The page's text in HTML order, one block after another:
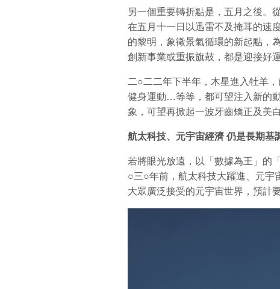
另一個重要轉折點是，五月之後。
在五月十一日以迅雷不及掩耳的速
的黎明，象徵景氣循環的新起點，
創新事業或重振旗鼓，都是迎接好
二○二二年下半年，木星進入牡羊
健身運動…等等，都可望注入新的
象，可望再掀起一波牙齒矯正及美
航太科技、元宇宙經濟 仍是長期基
若將眼光放遠，以「數據為王」的
○三○年前，航太科技大躍進、元宇
大眾廣泛接受的元宇宙世界，預計